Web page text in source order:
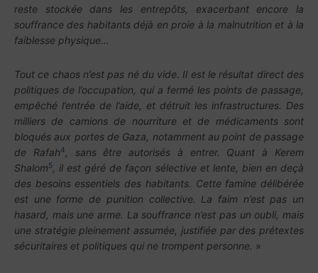
reste stockée dans les entrepôts, exacerbant encore la
souffrance des habitants déjà en proie à la malnutrition et à la
faiblesse physique…
Tout ce chaos n’est pas né du vide. Il est le résultat direct des
politiques de l’occupation, qui a fermé les points de passage,
empêché l’entrée de l’aide, et détruit les infrastructures. Des
milliers de camions de nourriture et de médicaments sont
bloqués aux portes de Gaza, notamment au point de passage
de Rafah4
, sans être autorisés à entrer. Quant à Kerem
Shalom5
, il est géré de façon sélective et lente, bien en deçà
des besoins essentiels des habitants. Cette famine délibérée
est une forme de punition collective. La faim n’est pas un
hasard, mais une arme. La souffrance n’est pas un oubli, mais
une stratégie pleinement assumée, justifiée par des prétextes
sécuritaires et politiques qui ne trompent personne. »